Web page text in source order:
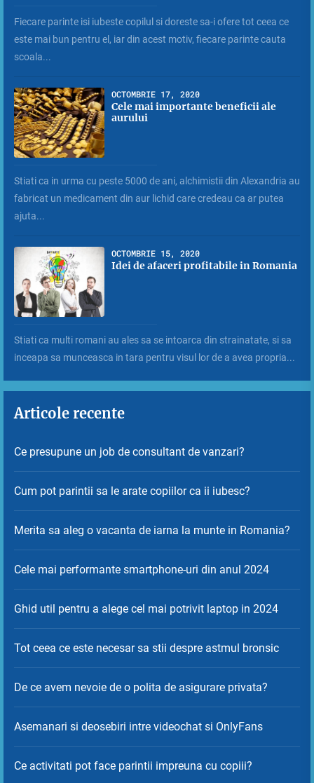
Fiecare parinte isi iubeste copilul si doreste sa-i ofere tot ceea ce
este mai bun pentru el, iar din acest motiv, fiecare parinte cauta
scoala...
OCTOMBRIE 17, 2020
Cele mai importante beneficii ale
aurului
Stiati ca in urma cu peste 5000 de ani, alchimistii din Alexandria au
fabricat un medicament din aur lichid care credeau ca ar putea
ajuta...
OCTOMBRIE 15, 2020
Idei de afaceri profitabile in Romania
Stiati ca multi romani au ales sa se intoarca din strainatate, si sa
inceapa sa munceasca in tara pentru visul lor de a avea propria...
Articole recente
Ce presupune un job de consultant de vanzari?
Cum pot parintii sa le arate copiilor ca ii iubesc?
Merita sa aleg o vacanta de iarna la munte in Romania?
Cele mai performante smartphone-uri din anul 2024
Ghid util pentru a alege cel mai potrivit laptop in 2024
Tot ceea ce este necesar sa stii despre astmul bronsic
De ce avem nevoie de o polita de asigurare privata?
Asemanari si deosebiri intre videochat si OnlyFans
Ce activitati pot face parintii impreuna cu copiii?